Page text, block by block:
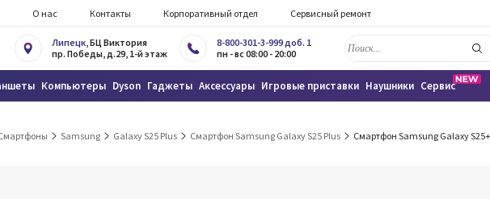
О нас Контакты Корпоративный отдел Сервисный ремонт
Липецк, БЦ Виктория
пр. Победы, д.29, 1-й этаж
8-800-301-3-999 доб. 1
пн - вс 08:00 - 20:00
Компьютеры Dyson Гаджеты Аксессуары Игровые приставки Наушники Сервис
Samsung Galaxy S25 Plus Смартфон Samsung Galaxy S25 Plus Смартфон Samsung Galaxy